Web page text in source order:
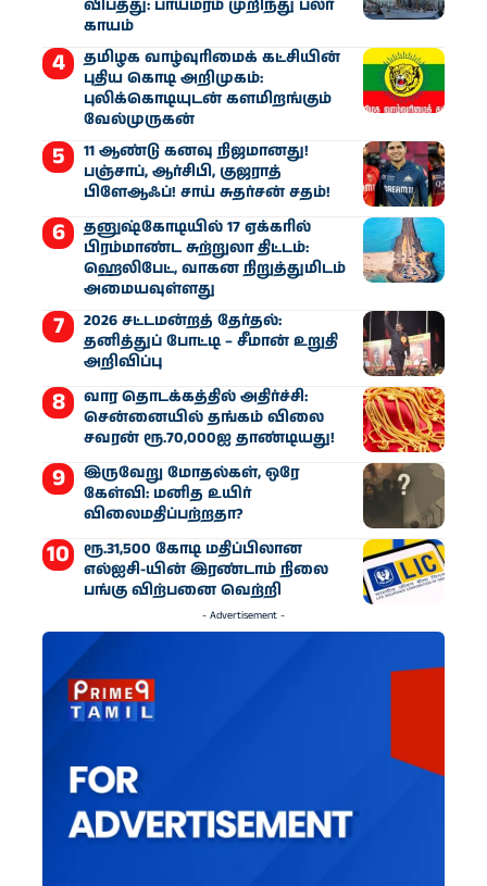
விபத்து: பாய்மரம் முறிந்து பலர்
காயம்
தமிழக வாழ்வுரிமைக் கட்சியின்
புதிய கொடி அறிமுகம்:
புலிக்கொடியுடன் களமிறங்கும்
வேல்முருகன்
11 ஆண்டு கனவு நிஜமானது!
பஞ்சாப், ஆர்சிபி, குஜராத்
பிளேஆஃப்! சாய் சுதர்சன் சதம்!
தனுஷ்கோடியில் 17 ஏக்கரில்
பிரம்மாண்ட சுற்றுலா திட்டம்:
ஹெலிபேட், வாகன நிறுத்துமிடம்
அமையவுள்ளது
2026 சட்டமன்றத் தேர்தல்:
தனித்துப் போட்டி – சீமான் உறுதி
அறிவிப்பு
வார தொடக்கத்தில் அதிர்ச்சி:
சென்னையில் தங்கம் விலை
சவரன் ரூ.70,000ஐ தாண்டியது!
இருவேறு மோதல்கள், ஒரே
கேள்வி: மனித உயிர்
விலைமதிப்பற்றதா?
ரூ.31,500 கோடி மதிப்பிலான
எல்ஐசி-​யின் இரண்​டாம் நிலை
பங்கு விற்பனை வெற்றி
- Advertisement -